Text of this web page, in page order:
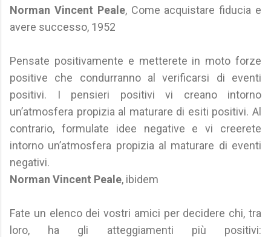
Norman Vincent Peale, Come acquistare fiducia e
avere successo, 1952
Pensate positivamente e metterete in moto forze
positive che condurranno al verificarsi di eventi
positivi. I pensieri positivi vi creano intorno
un’atmosfera propizia al maturare di esiti positivi. Al
contrario, formulate idee negative e vi creerete
intorno un’atmosfera propizia al maturare di eventi
negativi.
Norman Vincent Peale, ibidem
Fate un elenco dei vostri amici per decidere chi, tra
loro, ha gli atteggiamenti più positivi: